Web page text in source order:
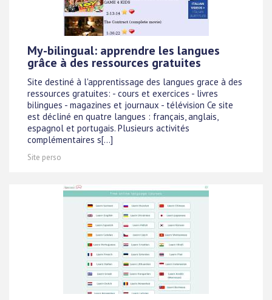
My-bilingual: apprendre les langues
grâce à des ressources gratuites
Site destiné à l'apprentissage des langues grace à des
ressources gratuites: - cours et exercices - livres
bilingues - magazines et journaux - télévision Ce site
est décliné en quatre langues : français, anglais,
espagnol et portugais. Plusieurs activités
complémentaires s[...]
Site perso